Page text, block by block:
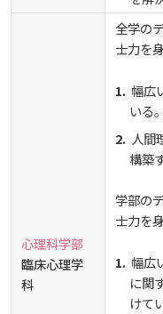
心理科学部
臨床心理学
科
全学の
士力を
幅広
いる。
人間
構築
学部の
士力を
幅広
に関
けて